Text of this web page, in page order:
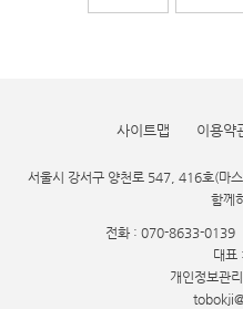
사이트맵 이용약
서울시 강서구 양천로 547, 416호(마
함께
전화 : 070-8633-0139
대표
개인정보관